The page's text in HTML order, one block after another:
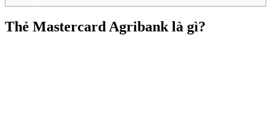
Thẻ Mastercard Agribank là gì?